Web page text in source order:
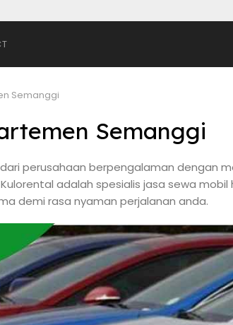
Semanggi
Semanggi
perusahaan berpengalaman dengan
adalah spesialis jasa sewa
demi rasa nyaman perjalanan anda.